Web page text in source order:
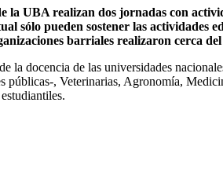
la UBA realizan dos jornadas con
sólo pueden sostener las
barriales realizaron cerca
docencia de las universidades
públicas-, Veterinarias, Agronomía,